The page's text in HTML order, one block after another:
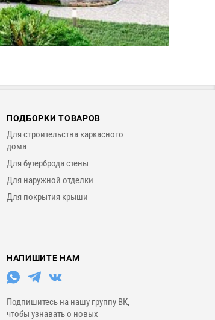
ПОДБОРКИ ТОВАРОВ
Для строительства каркасного
дома
Для бутерброда стены
Для наружной отделки
Для покрытия крыши
НАПИШИТЕ НАМ
Подпишитесь на нашу группу ВК,
чтобы узнавать о новых